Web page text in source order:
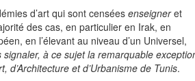
d’art qui sont censéesenseigneret
des cas, en particulier en Irak, en
en l’élevant au niveau d’un Universel,
signaler, à ce sujet la remarquable
d’Architecture et d’Urbanisme de Tunis.